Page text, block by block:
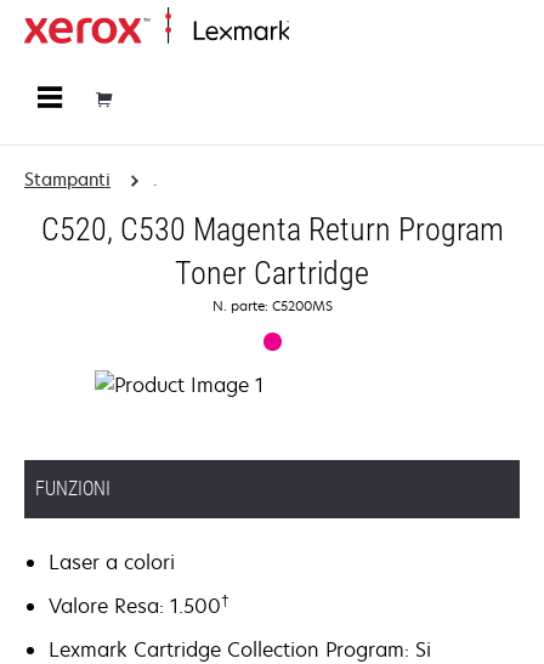
Stampanti .
C520, C530 Magenta Return Program
Toner Cartridge
N. parte: C5200MS
FUNZIONI
Laser a colori
Valore Resa: 1.500†
Lexmark Cartridge Collection Program: Si